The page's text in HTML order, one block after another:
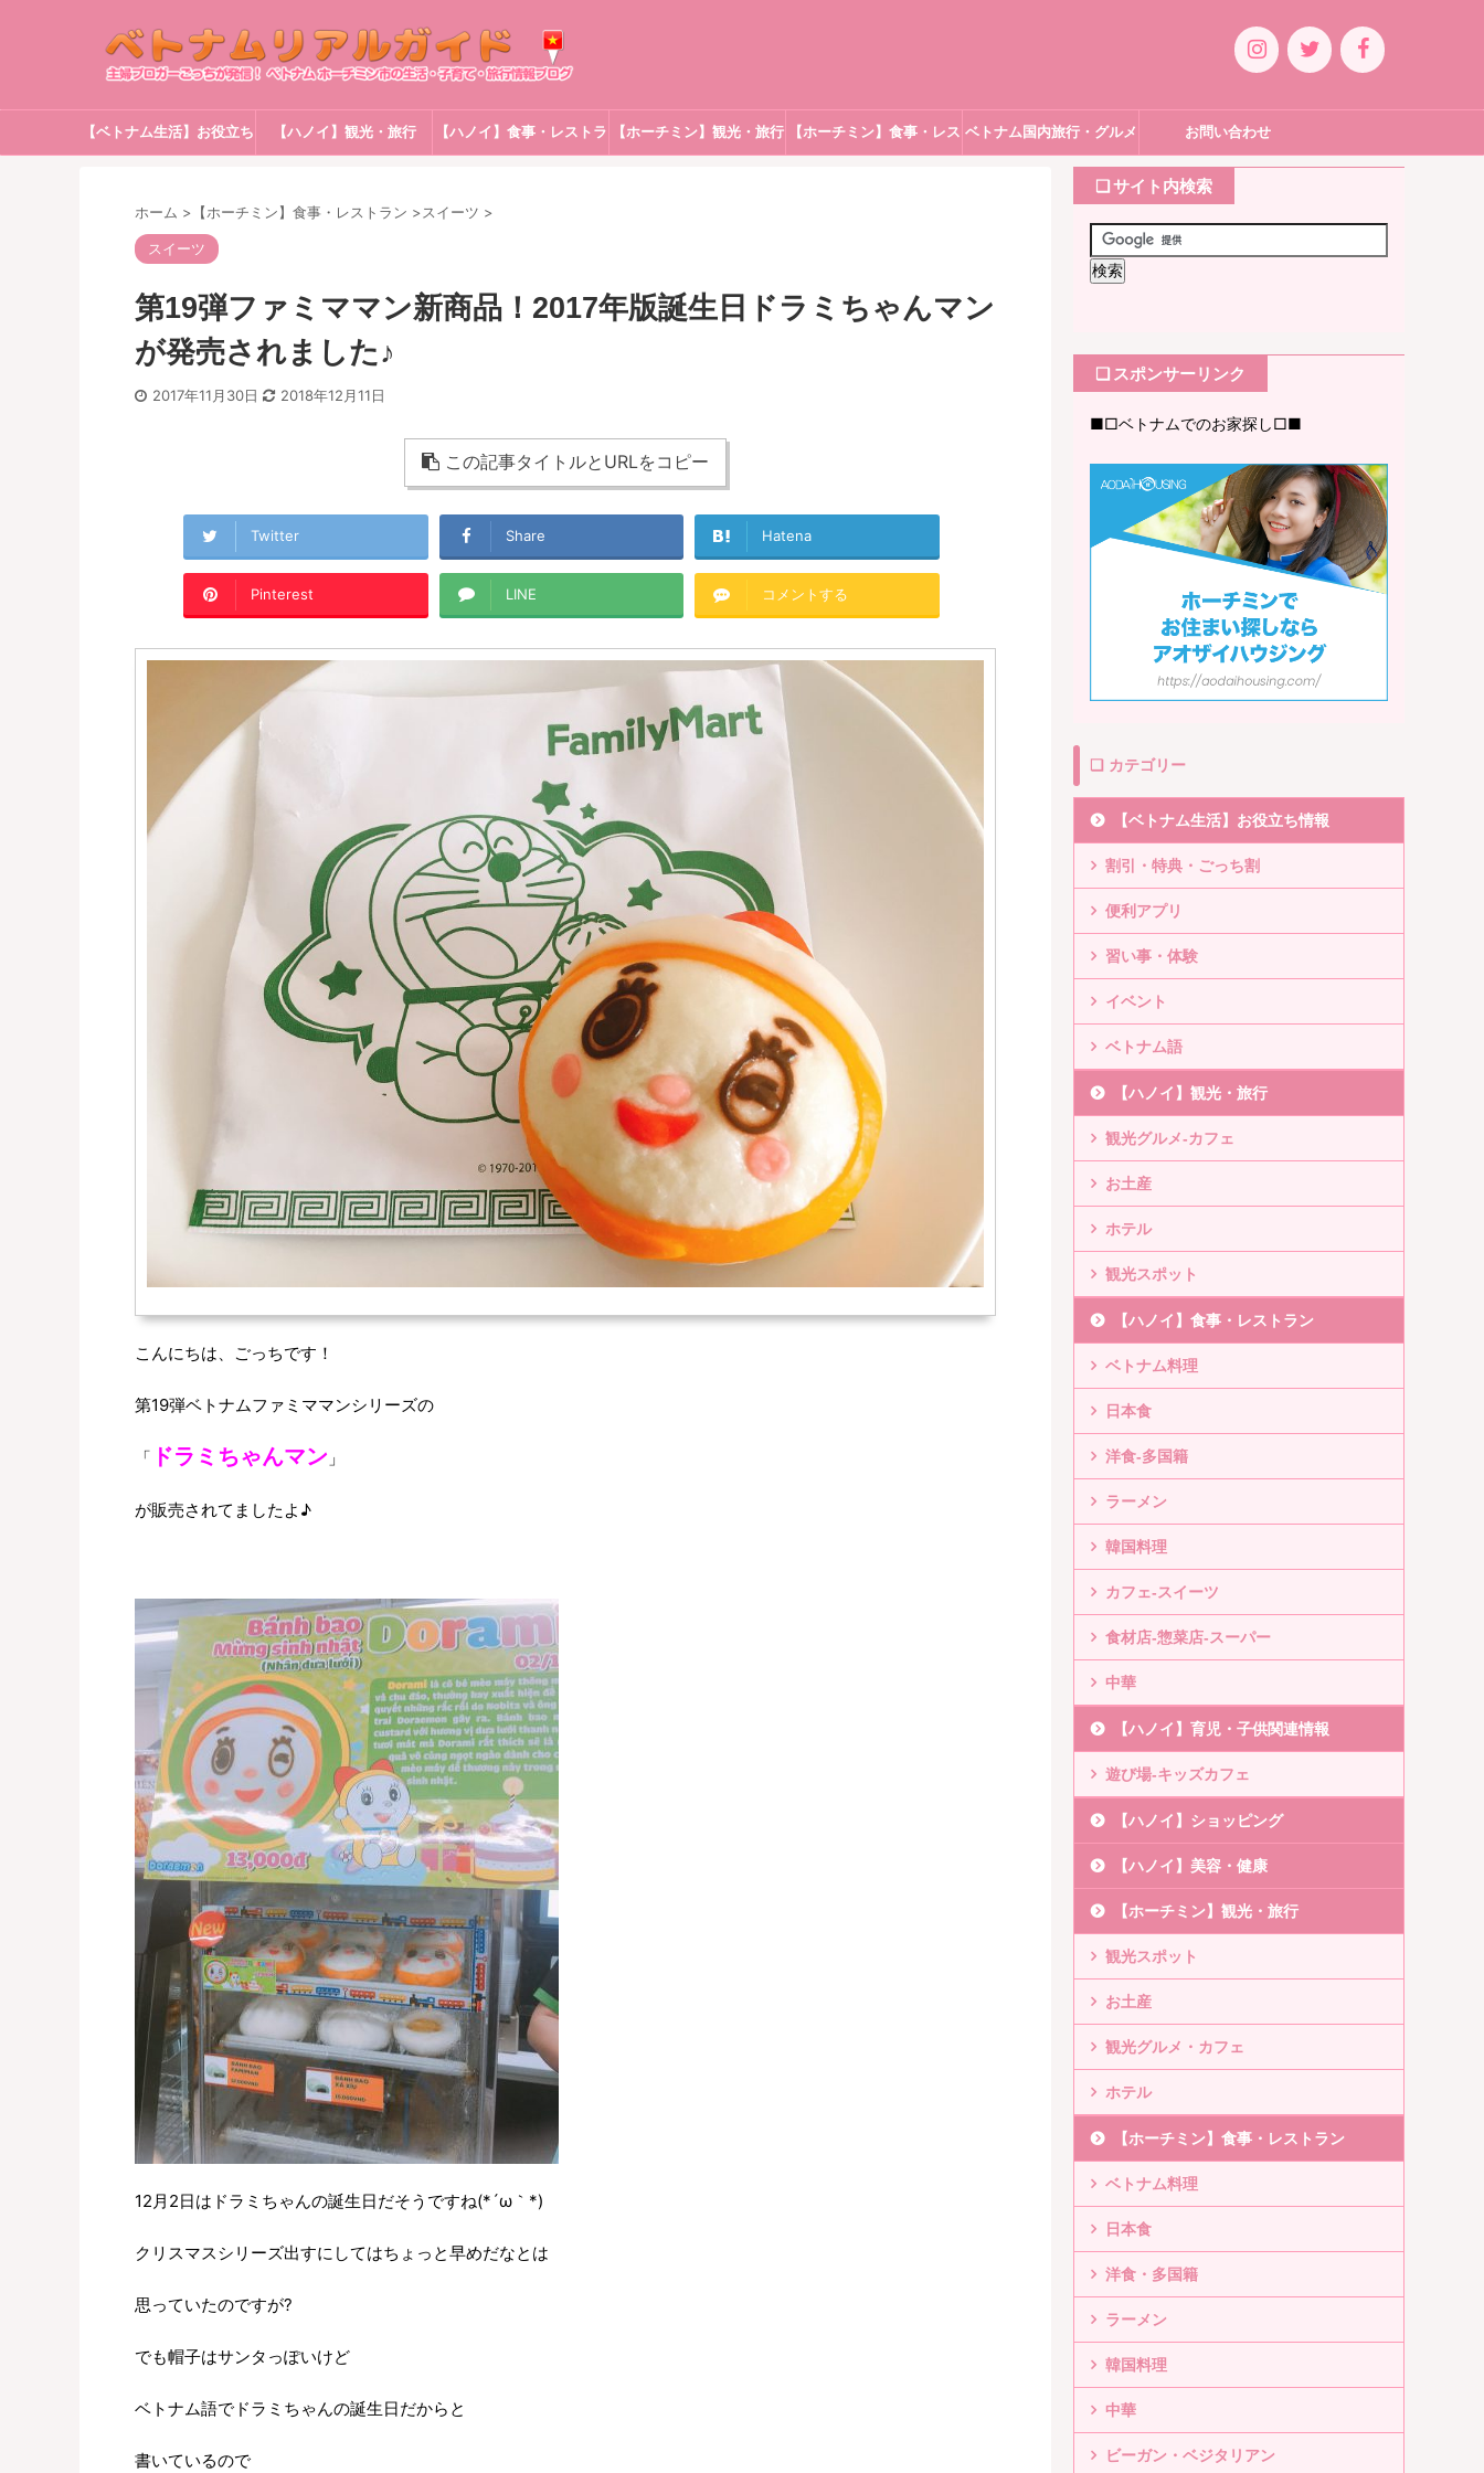
【ベトナム生活】お役立ち 【ハノイ】観光・旅行 【ハノイ】食事・レストラ 【ホーチミン】観光・旅行 【ホーチミン】食事・レス ベトナム国内旅行・グルメ お問い合わせ
ホーム > 【ホーチミン】食事・レストラン >スイーツ >
スイーツ
第19弾ファミママン新商品！2017年版誕生日ドラミちゃんマン
が発売されました♪
2017年11月30日 2018年12月11日
この記事タイトルとURLをコピー
Twitter Share Hatena
Pinterest LINE コメントする
こんにちは、ごっちです！
第19弾ベトナムファミママンシリーズの
「 ドラミちゃんマン 」
が販売されてましたよ♪
12月2日はドラミちゃんの誕生日だそうですね(*´ω｀*)
クリスマスシリーズ出すにしてはちょっと早めだなとは
思っていたのですが?
でも帽子はサンタっぽいけど
ベトナム語でドラミちゃんの誕生日だからと
書いているので
❏ サイト内検索
❏ スポンサーリンク
■□ベトナムでのお家探し□■
❏ カテゴリー
【ベトナム生活】お役立ち情報
割引・特典・ごっち割
便利アプリ
習い事・体験
イベント
ベトナム語
【ハノイ】観光・旅行
観光グルメ-カフェ
お土産
ホテル
観光スポット
【ハノイ】食事・レストラン
ベトナム料理
日本食
洋食-多国籍
ラーメン
韓国料理
カフェ-スイーツ
食材店-惣菜店-スーパー
中華
【ハノイ】育児・子供関連情報
遊び場-キッズカフェ
【ハノイ】ショッピング
【ハノイ】美容・健康
【ホーチミン】観光・旅行
観光スポット
お土産
観光グルメ・カフェ
ホテル
【ホーチミン】食事・レストラン
ベトナム料理
日本食
洋食・多国籍
ラーメン
韓国料理
中華
ビーガン・ベジタリアン